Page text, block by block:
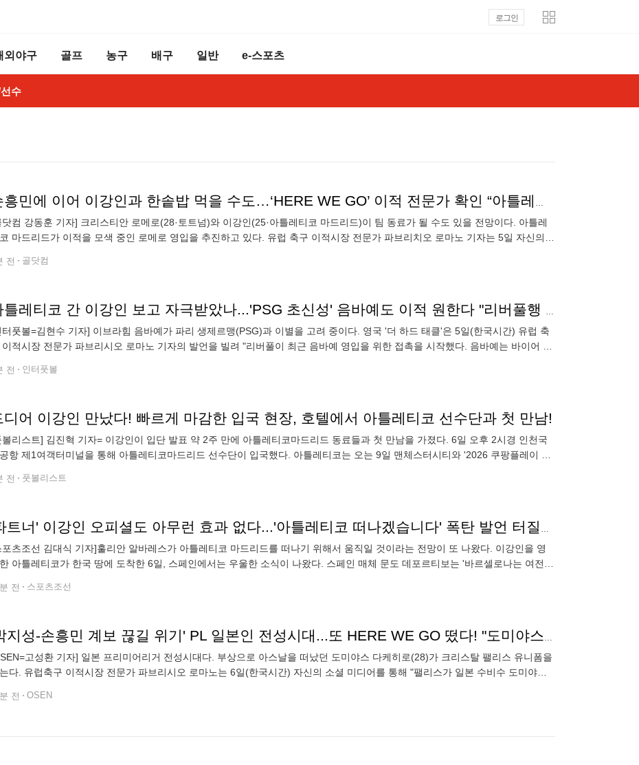
로그인
외야구 골프 농구 배구 일반 e-스포츠
수
손흥민에 이어 이강인과 한솥밥 먹을 수도…‘HERE WE GO’ 이적 전문가 확인 “아틀레티코 마드리드, 로메로 영입 준비 중”
닷컴 강동훈 기자] 크리스티안 로메로(28·토트넘)와 이강인(25·아틀레티코 마드리드)이 팀 동료가 될 수도 있을 전망이다. 아틀레
마드리드가 이적을 모색 중인 로메로 영입을 추진하고 있다. 유럽 축구 이적시장 전문가 파브리치오 로마노 기자는 5일 자신의
전 골닷컴
아틀레티코 간 이강인 보고 자극받았나...'PSG 초신성' 음바예도 이적 원한다 "리버풀행 선호"
터풋볼=김현수 기자] 이브라힘 음바예가 파리 생제르맹(PSG)과 이별을 고려 중이다. 영국 '더 하드 태클'은 5일(한국시간) 유럽 축
이적시장 전문가 파브리시오 로마노 기자의 발언을 빌려 "리버풀이 최근 음바예 영입을 위한 접촉을 시작했다. 음바예는 바이어 레
전 인터풋볼
디어 이강인 만났다! 빠르게 마감한 입국 현장, 호텔에서 아틀레티코 선수단과 첫 만남!
볼리스트] 김진혁 기자= 이강인이 입단 발표 약 2주 만에 아틀레티코마드리드 동료들과 첫 만남을 가졌다. 6일 오후 2시경 인천국
항 제1여객터미널을 통해 아틀레티코마드리드 선수단이 입국했다. 아틀레티코는 오는 9일 맨체스터시티와 '2026 쿠팡플레이 시
전 풋볼리스트
'파트너' 이강인 오피셜도 아무런 효과 없다...'아틀레티코 떠나겠습니다' 폭탄 발언 터질까, 시메오네 면담 가능성
포츠조선 김대식 기자]훌리안 알바레스가 아틀레티코 마드리드를 떠나기 위해서 움직일 것이라는 전망이 또 나왔다. 이강인을 영
아틀레티코가 한국 땅에 도착한 6일, 스페인에서는 우울한 소식이 나왔다. 스페인 매체 문도 데포르티보는 '바르셀로나는 여전히
전 스포츠조선
'박지성-손흥민 계보 끊길 위기' PL 일본인 전성시대...또 HERE WE GO 떴다! "도미야스, 팰리스행 합의" 韓 0명·日 9명 눈앞
고성환 기자] 일본 프리미어리거 전성시대다. 부상으로 아스날을 떠났던 도미야스 다케히로(28)가 크리스탈 팰리스 유니폼을
다. 유럽축구 이적시장 전문가 파브리시오 로마노는 6일(한국시간) 자신의 소셜 미디어를 통해 "팰리스가 일본 수비수 도미야스
전 OSEN